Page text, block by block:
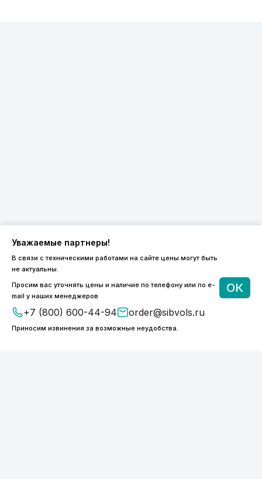
Уважаемые партнеры!
В связи с техническими работами на сайте цены могут быть
не актуальны.
Просим вас уточнять цены и наличие по телефону или по e-
mail у наших менеджеров
+7 (800) 600-44-94 order@sibvols.ru
Приносим извинения за возможные неудобства.
ОК